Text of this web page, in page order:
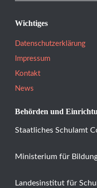
Wichtiges
Datenschutzerklärung
Impressum
Kontakt
News
Behörden und
Staatliches Schulamt
Ministerium für
Landesinstitut für